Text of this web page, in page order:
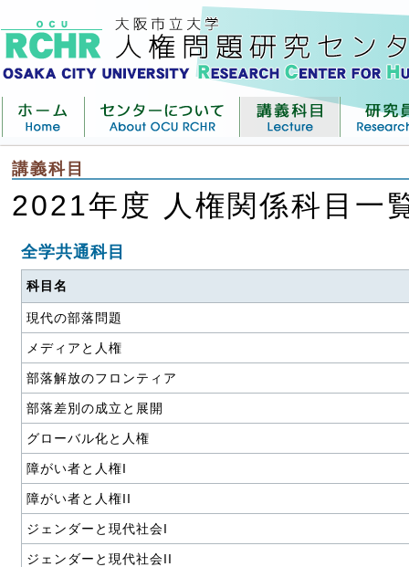
講義科目
2021年度 人権関係科目一
全学共通科目
科目名
現代の部落問題
メディアと人権
部落解放のフロンティア
部落差別の成立と展開
グローバル化と人権
障がい者と人権I
障がい者と人権II
ジェンダーと現代社会I
ジェンダーと現代社会II